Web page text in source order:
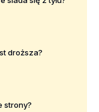
droższa?
strony?